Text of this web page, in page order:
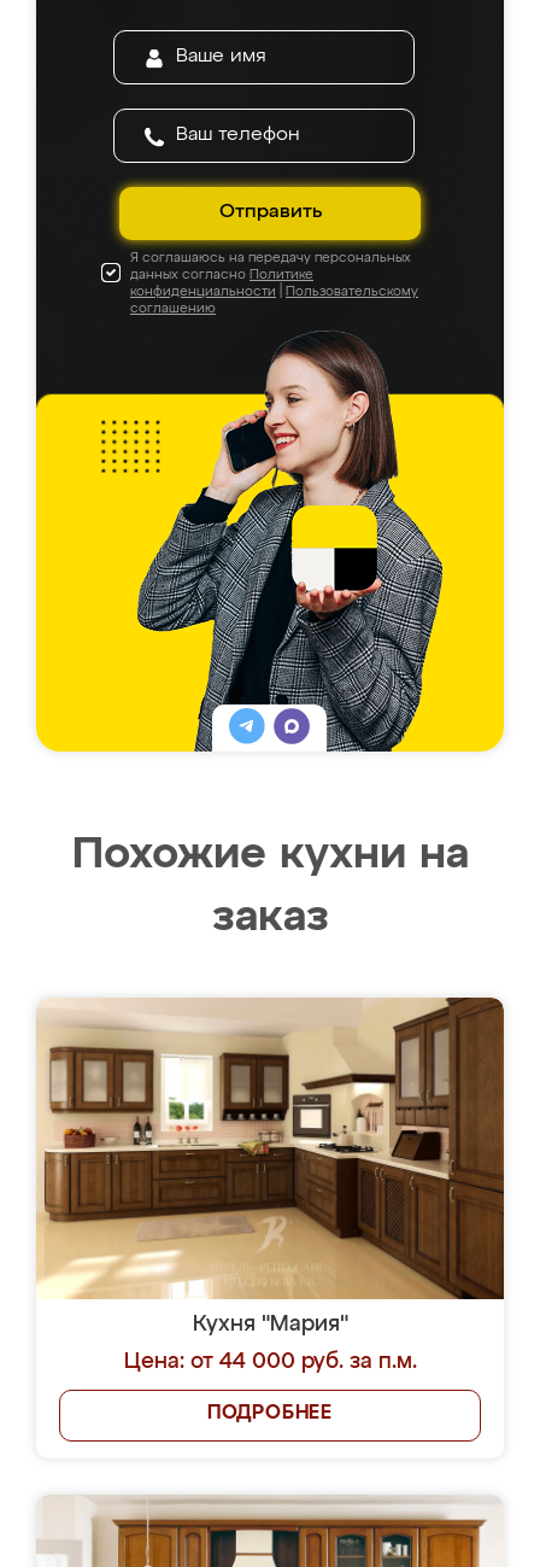
Отправить
Я соглашаюсь на передачу персональных
данных согласно Политике
конфиденциальности
Пользовательскому
соглашению
Похожие кухни на
заказ
Кухня "Мария"
Цена: от 44 000 руб. за п.м.
ПОДРОБНЕЕ